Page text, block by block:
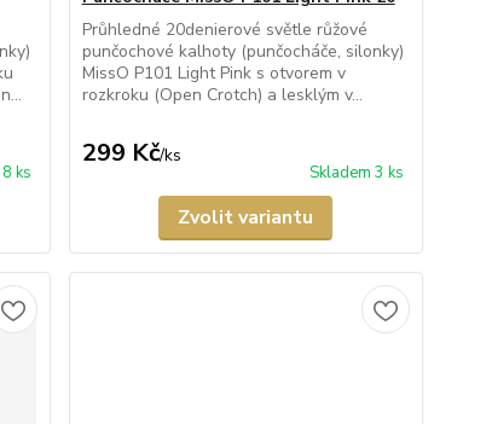
ks
Průhledné 20denierové světle růžové
punčochové kalhoty (punčocháče, silonky)
MissO P101 Light Pink s otvorem v
rozkroku (Open Crotch) a lesklým v...
299 Kč/ks
Skladem 3 ks
Zvolit variantu